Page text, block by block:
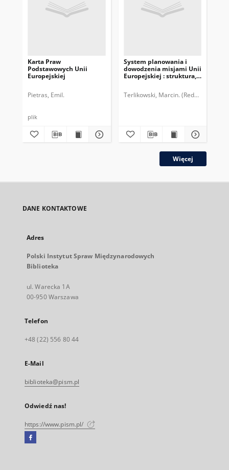
Karta Praw
Podstawowych Unii
Europejskiej
Pietras, Emil.
plik
System planowania i
dowodzenia misjami Unii
Europejskiej : struktura,
Terlikowski, Marcin. (Redaktor)
Więcej
DANE KONTAKTOWE
Adres
Polski Instytut Spraw Międzynarodowych
Biblioteka
ul. Warecka 1A
00-950 Warszawa
Telefon
+48 (22) 556 80 44
E-Mail
biblioteka@pism.pl
Odwiedź nas!
https://www.pism.pl/
Facebook